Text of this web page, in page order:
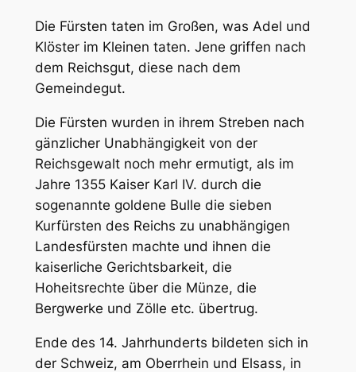
Die Fürsten taten im Großen, was Adel und
Klöster im Kleinen taten. Jene griffen nach
dem Reichsgut, diese nach dem
Gemeindegut.
Die Fürsten wurden in ihrem Streben nach
gänzlicher Unabhängigkeit von der
Reichsgewalt noch mehr ermutigt, als im
Jahre 1355 Kaiser Karl IV. durch die
sogenannte goldene Bulle die sieben
Kurfürsten des Reichs zu unabhängigen
Landesfürsten machte und ihnen die
kaiserliche Gerichtsbarkeit, die
Hoheitsrechte über die Münze, die
Bergwerke und Zölle etc. übertrug.
Ende des 14. Jahrhunderts bildeten sich in
der Schweiz, am Oberrhein und Elsass, in